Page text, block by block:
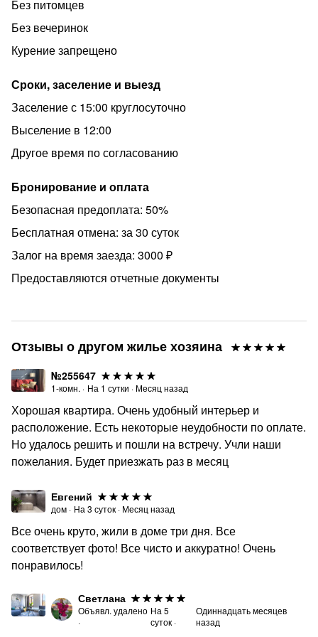
· Метро «Новочеркасская» — 15 минут езды
· ✈️ Аэропорт «Пулково» — 35 минут езды
· ️ Центр города — 15 минут езды
Что интересного рядом:
· Большеохтинский мост — 20 минут езды
· Все достопримечательности и прекрасные локации
Невского проспекта — 25 минут езды
· Парки, фитнес-центры, салоны красоты, клиники и
торговые центры — всё под рукой
ПРАВИЛА ПРОЖИВАНИЯ
· Строгий запрет на курение (включая вейпы и
кальяны)
· Заселение строго с 18 лет
· На время проживания обязательно вносится залог
компенсации.
⏰ Время заезда/выезда:
· Заезд — после 15:00
· Выезд — до 12:00
Ранний заезд и поздний выезд обсуждаются
индивидуально.
️ Постельное белье:
· Итоговая стоимость проживания зависит от
количества гостей! В итоговую стоимость проживания
включено постельное бельё на всех гостей
· Дополнительные комплекты и замена белья
оплачиваются отдельно
❤️ Сохраняйте в «Избранное» и возвращайтесь в
Без питомцев
Без вечеринок
Курение запрещено
Сроки, заселение и выезд
Заселение с 15:00 круглосуточно
Выселение в 12:00
Другое время по согласованию
Бронирование и оплата
Безопасная предоплата: 50%
Бесплатная отмена: за 30 суток
Залог на время заезда: 3000 ₽
Предоставляются отчетные документы
Отзывы о другом жилье хозяина
№255647
1-комн. · На 1 сутки · Месяц назад
Хорошая квартира. Очень удобный интерьер и
расположение. Есть некоторые неудобности по оплате.
Но удалось решить и пошли на встречу. Учли наши
пожелания. Будет приезжать раз в месяц
Евгений
дом · На 3 суток · Месяц назад
Все очень круто, жили в доме три дня. Все
соответствует фото! Все чисто и аккуратно! Очень
понравилось!
Светлана
Объявл. удалено
·
На5
суток ·
Одиннадцать месяцев
назад